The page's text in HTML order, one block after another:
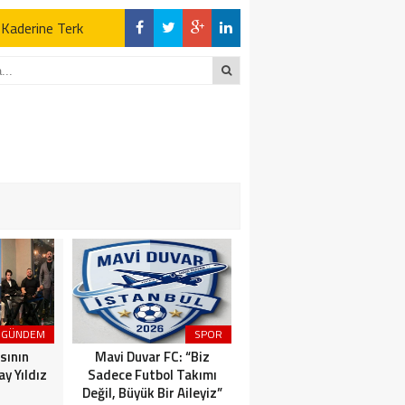
Terk
Açıklamalar
Terk
GÜNDEM
Yıldız
SPOR
Mavi Duvar FC: “Biz
Sadece Futbol Takımı
Değil, Büyük Bir Aileyiz”